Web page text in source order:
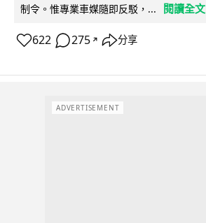
制令。惟專業車媒隨即反駁，...
閱讀全文
622 275 ↗ 分享
ADVERTISEMENT